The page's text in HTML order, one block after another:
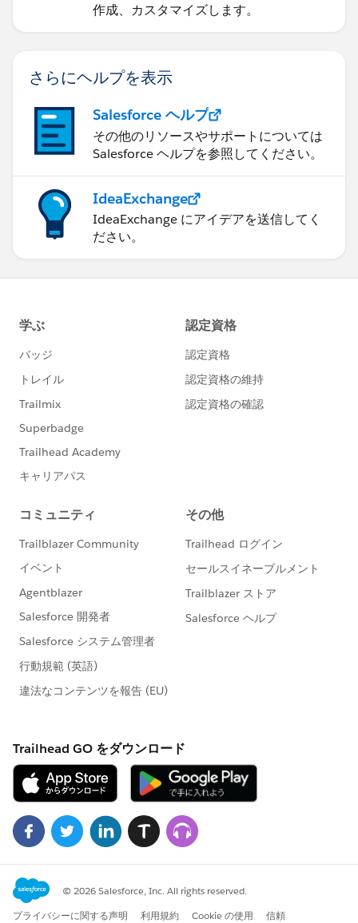
作成、カスタマイズします。
さらにヘルプを表示
Salesforce ヘルプ
その他のリソースやサポートについては
Salesforce ヘルプを参照してください。
IdeaExchange
IdeaExchange にアイデアを送信してく
ださい。